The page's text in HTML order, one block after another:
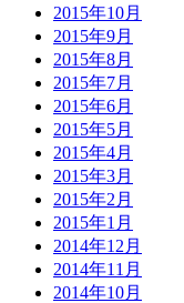
2015年10月
2015年9月
2015年8月
2015年7月
2015年6月
2015年5月
2015年4月
2015年3月
2015年2月
2015年1月
2014年12月
2014年11月
2014年10月